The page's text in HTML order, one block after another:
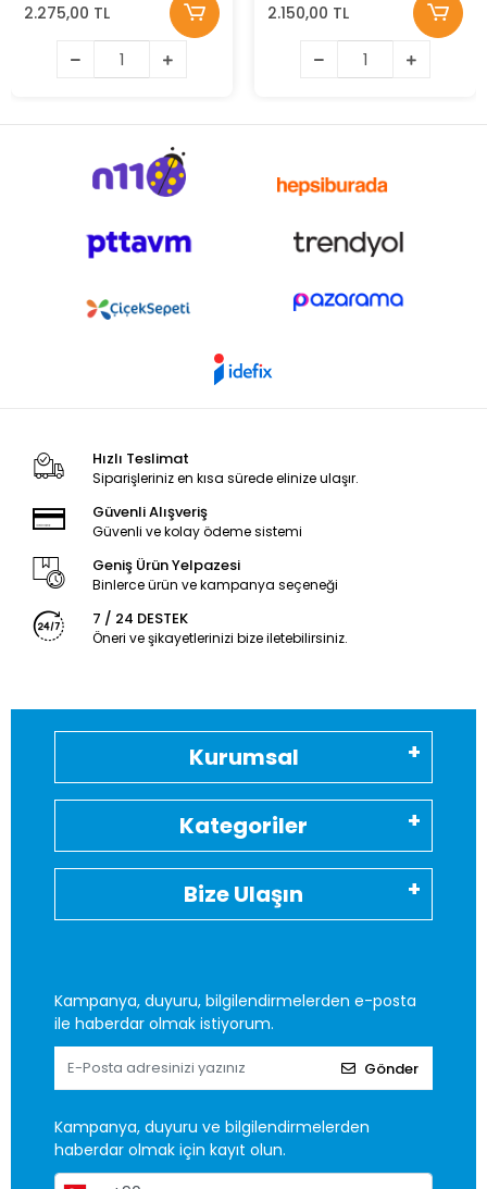
2.275,00 TL 2.150,00 TL
Hızlı Teslimat
Siparişleriniz en kısa sürede elinize ulaşır.
Güvenli Alışveriş
Güvenli ve kolay ödeme sistemi
Geniş Ürün Yelpazesi
Binlerce ürün ve kampanya seçeneği
7 / 24 DESTEK
Öneri ve şikayetlerinizi bize iletebilirsiniz.
Kurumsal
Kategoriler
Bize Ulaşın
Kampanya, duyuru, bilgilendirmelerden e-posta
ile haberdar olmak istiyorum.
Gönder
Kampanya, duyuru ve bilgilendirmelerden
haberdar olmak için kayıt olun.